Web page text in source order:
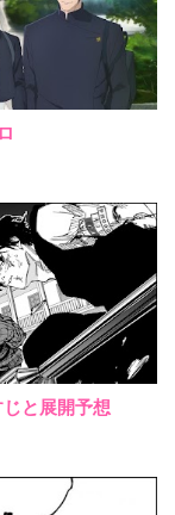
と展開予想